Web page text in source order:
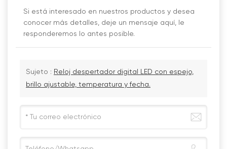
Si está interesado en nuestros productos y desea
conocer más detalles, deje un mensaje aquí, le
responderemos lo antes posible.
Sujeto : Reloj despertador digital LED con espejo,
brillo ajustable, temperatura y fecha.